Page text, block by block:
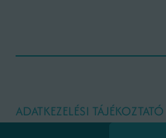
ADATKEZELÉSI TÁJÉKOZTATÓ